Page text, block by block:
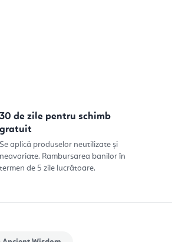
30 de zile pentru schimb
gratuit
Se aplică produselor neutilizate și
neavariate. Rambursarea banilor în
termen de 5 zile lucrătoare.